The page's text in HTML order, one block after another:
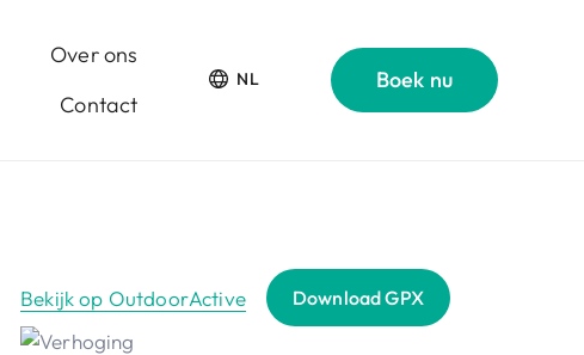
Over ons
Contact
NL Boek nu
Bekijk op OutdoorActive Download GPX